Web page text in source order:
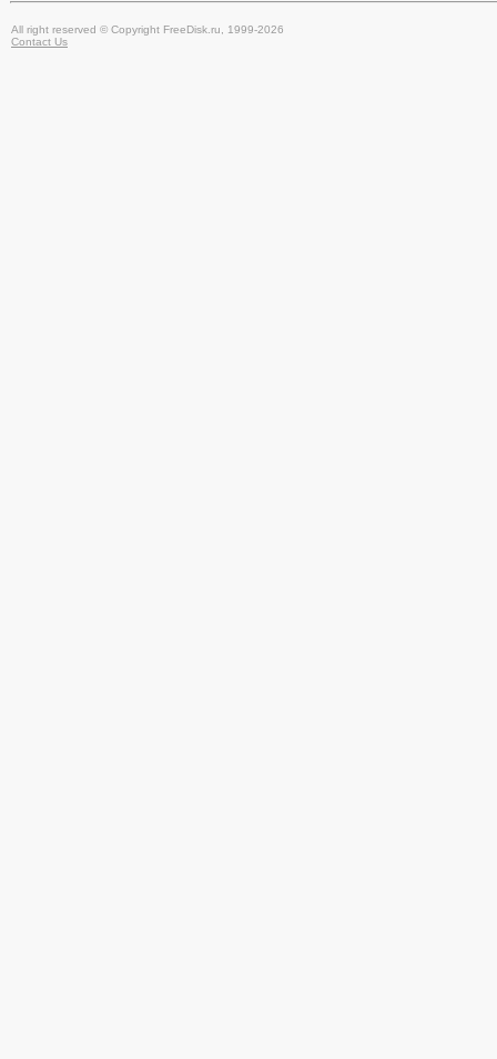
All right reserved © Copyright FreeDisk.ru, 1999-2026
Contact Us